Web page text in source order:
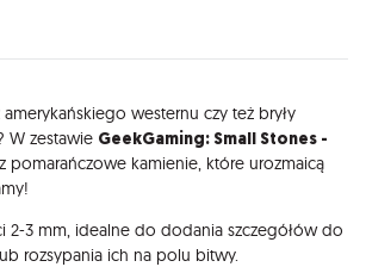
westernu czy też bryły
W zestawie GeekGaming: Small Stones -
pomarańczowe kamienie, które urozmaicą
2-3 mm, idealne do dodania szczegółów do
rozsypania ich na polu bitwy.